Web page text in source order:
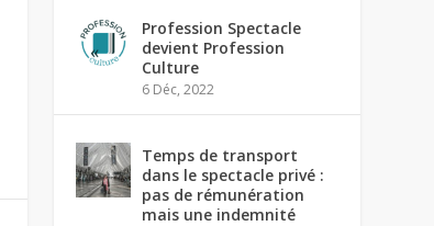
Profession Spectacle
devient Profession
Culture
6 Déc, 2022
Temps de transport
dans le spectacle privé :
pas de rémunération
mais une indemnité